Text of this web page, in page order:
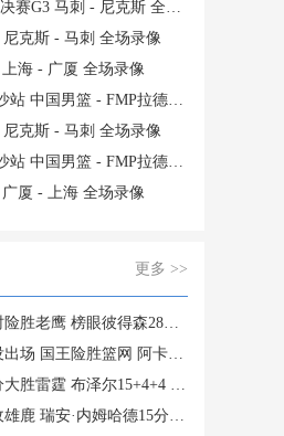
G3 马刺 - 尼克斯 全场录像
尼克斯 - 马刺 全场录像
上海 - 广厦 全场录像
男篮 - FMP拉德尼基 全场录像
尼克斯 - 马刺 全场录像
男篮 - FMP拉德尼基 全场录像
广厦 - 上海 全场录像
更多 >>
彼得森28分 8号秀弗莱明斯16中4
王险胜篮网 阿卡夫29投25分
尔15+4+4 12号秀马拉10分4助2帽
安·内姆哈德15分 波士顿17分